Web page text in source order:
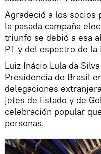
Agradeció a los socios
la pasada campaña
triunfo se debió a esa
PT y del espectro de la
Luiz Inácio Lula da
Presidencia de Brasil
delegaciones
jefes de Estado y de
celebración popular
personas.